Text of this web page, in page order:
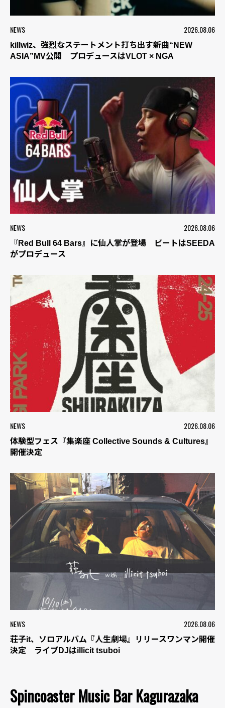
NEWS 2026.08.06
killwiz、強烈なステートメント打ち出す新曲“NEW
ASIA”MV公開 プロデュースはVLOT × NGA
NEWS 2026.08.06
『Red Bull 64 Bars』に仙人掌が登場 ビートはSEEDA
がプロデュース
NEWS 2026.08.06
体験型フェス『集楽座 Collective Sounds & Cultures』
開催決定
NEWS 2026.08.06
荘子it、ソロアルバム『人生劇場』リリースワンマン開催
決定 ライブDJはillicit tsuboi
Spincoaster Music Bar Kagurazaka